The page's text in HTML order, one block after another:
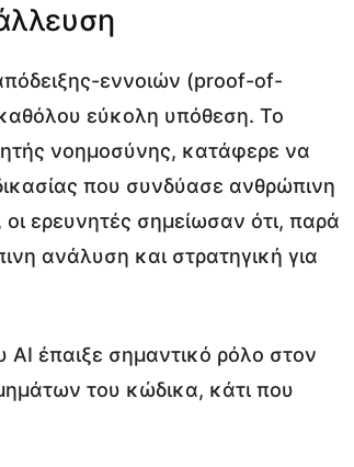
απόδειξης-εννοιών (proof-of-
εύκολη υπόθεση. Το
νοημοσύνης, κατάφερε να
που συνδύασε ανθρώπινη
ερευνητές σημείωσαν ότι, παρά
ανάλυση και στρατηγική για
AI έπαιξε σημαντικό ρόλο στον
του κώδικα, κάτι που